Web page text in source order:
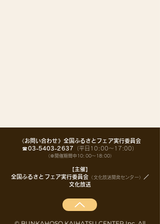
《お問い合わせ》 全国ふるさとフェア実行委員会
☎03-5403-2637 （平日10:00〜17:00）
（※開催期間中10:00〜18:00）
【主催】
​全国ふるさとフェア実行委員会 （文化放送開発センター）
／
文化放送